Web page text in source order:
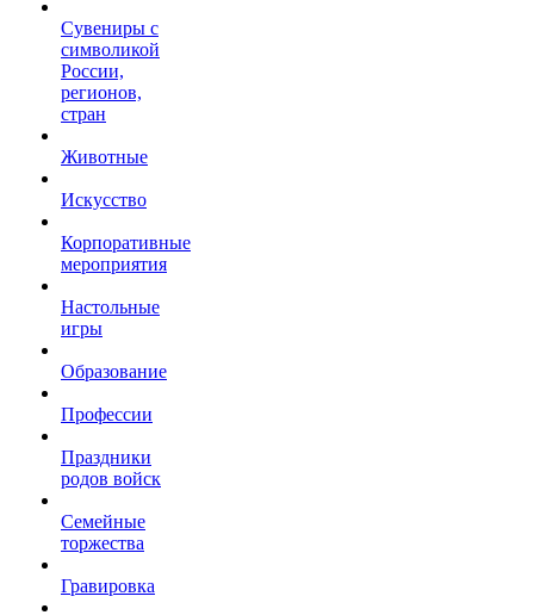
Сувениры с
символикой
России,
регионов,
стран
Животные
Искусство
Корпоративные
мероприятия
Настольные
игры
Образование
Профессии
Праздники
родов войск
Семейные
торжества
Гравировка